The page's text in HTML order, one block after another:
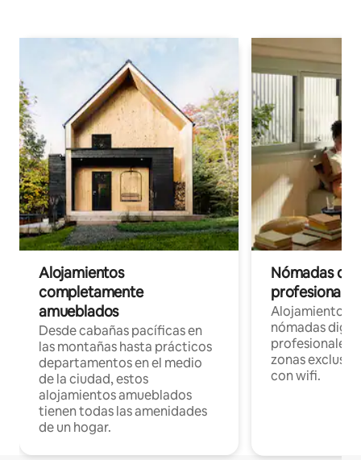
Alojamientos
completamente
amueblados
Desde cabañas pacíficas en
las montañas hasta prácticos
departamentos en el medio
de la ciudad, estos
alojamientos amueblados
tienen todas las amenidades
de un hogar.
Nómadas
Alojamientos
nómadas
profesionales
zonas
con wifi.